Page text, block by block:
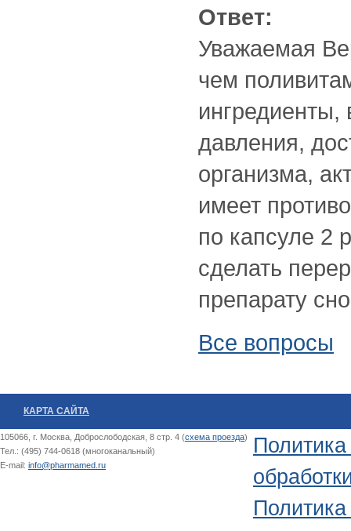
Ответ:
Уважаемая
чем
давления,
организма,
имеет
по капсуле 2
сделать
препарату
Все вопросы
КАРТА САЙТА
105066, г. Москва, Доброслободская, 8 стр. 4 (схема проезда)
Тел.: (495) 744-0618 (многоканальный)
E-mail: info@pharmamed.ru